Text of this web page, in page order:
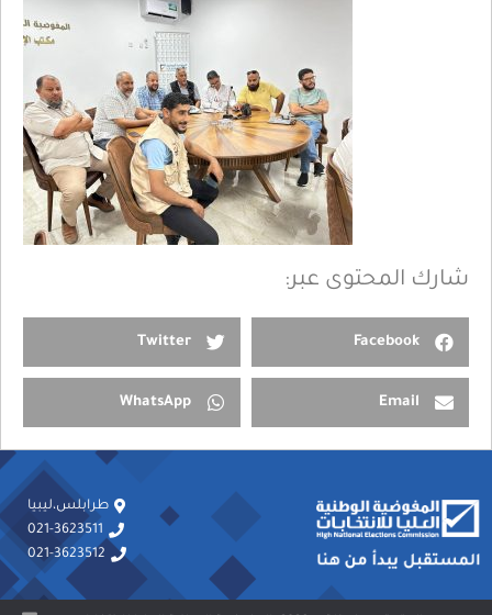
شارك المحتوى عبر:
Facebook
Twitter
Email
WhatsApp
طرابلس،ليبيا
021-3623511
021-3623512